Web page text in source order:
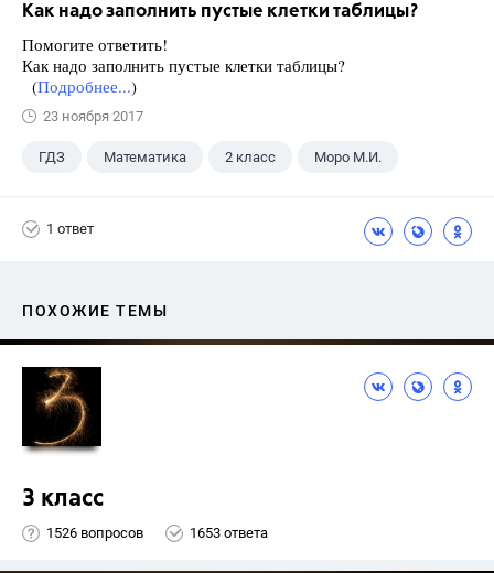
Как надо заполнить пустые клетки таблицы?
Помогите ответить!
Как надо заполнить пустые клетки таблицы?
(Подробнее...)
23 ноября 2017
ГДЗ Математика 2 класс Моро М.И.
1 ответ
ПОХОЖИЕ ТЕМЫ
3 класс
1526 вопросов 1653 ответа